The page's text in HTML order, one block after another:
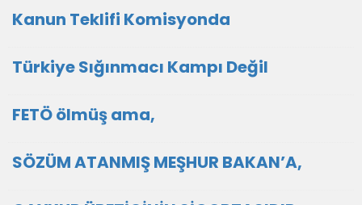
Kanun Teklifi Komisyonda
Türkiye Sığınmacı Kampı Değil
FETÖ ölmüş ama,
SÖZÜM ATANMIŞ MEŞHUR BAKAN’A,